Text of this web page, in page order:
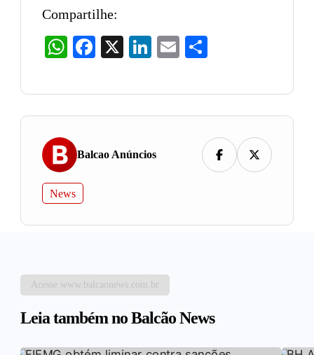
Compartilhe:
WhatsAppFacebook LinkedIn
Email
Balcao Anúncios
News
Acesse www.balcaonews.com.br
Leia também no Balcão News